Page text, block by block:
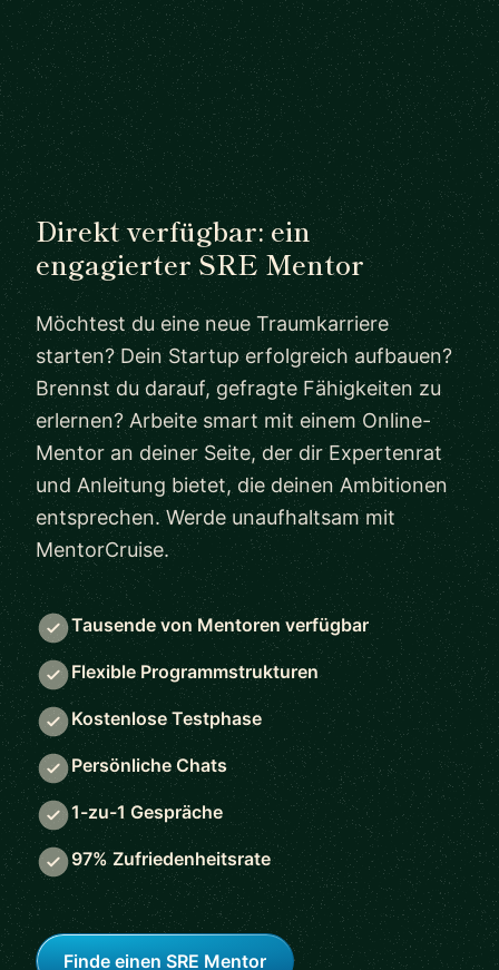
Direkt verfügbar: ein
engagierter SRE Mentor
Möchtest du eine neue Traumkarriere
starten? Dein Startup erfolgreich aufbauen?
Brennst du darauf, gefragte Fähigkeiten zu
erlernen? Arbeite smart mit einem Online-
Mentor an deiner Seite, der dir Expertenrat
und Anleitung bietet, die deinen Ambitionen
entsprechen. Werde unaufhaltsam mit
MentorCruise.
Tausende von Mentoren verfügbar
Flexible Programmstrukturen
Kostenlose Testphase
Persönliche Chats
1-zu-1 Gespräche
97% Zufriedenheitsrate
Finde einen SRE Mentor